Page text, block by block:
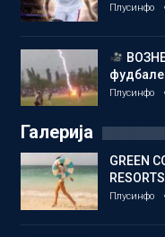
Плусинфо
Плусинфо
Галерија
GREEN
Плусинфо